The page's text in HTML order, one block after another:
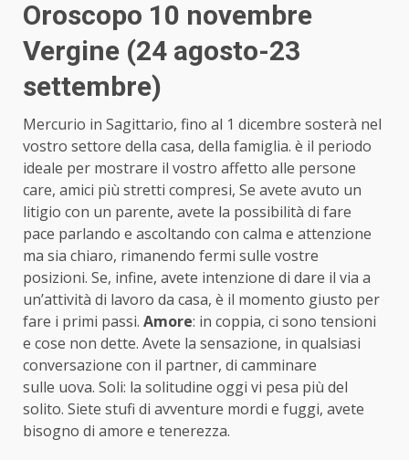
Oroscopo 10 novembre
Vergine (24 agosto-23
settembre)
Mercurio in Sagittario, fino al 1 dicembre sosterà nel
vostro settore della casa, della famiglia. è il periodo
ideale per mostrare il vostro affetto alle persone
care, amici più stretti compresi, Se avete avuto un
litigio con un parente, avete la possibilità di fare
pace parlando e ascoltando con calma e attenzione
ma sia chiaro, rimanendo fermi sulle vostre
posizioni. Se, infine, avete intenzione di dare il via a
un’attività di lavoro da casa, è il momento giusto per
fare i primi passi. Amore: in coppia, ci sono tensioni
e cose non dette. Avete la sensazione, in qualsiasi
conversazione con il partner, di camminare
sulle uova. Soli: la solitudine oggi vi pesa più del
solito. Siete stufi di avventure mordi e fuggi, avete
bisogno di amore e tenerezza.